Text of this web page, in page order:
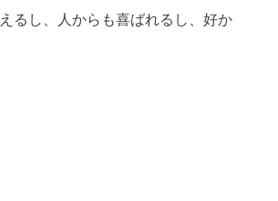
るし、人からも喜ばれるし、好か